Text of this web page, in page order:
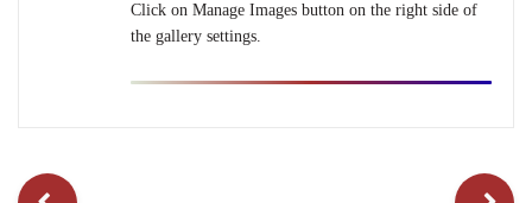
Click on Manage Images button on the right side of
the gallery settings.